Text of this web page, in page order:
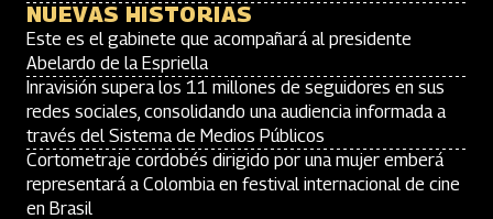
NUEVAS HISTORIAS
Este es el gabinete que acompañará al presidente
Abelardo de la Espriella
Inravisión supera los 11 millones de seguidores en sus
redes sociales, consolidando una audiencia informada a
través del Sistema de Medios Públicos
Cortometraje cordobés dirigido por una mujer emberá
representará a Colombia en festival internacional de cine
en Brasil